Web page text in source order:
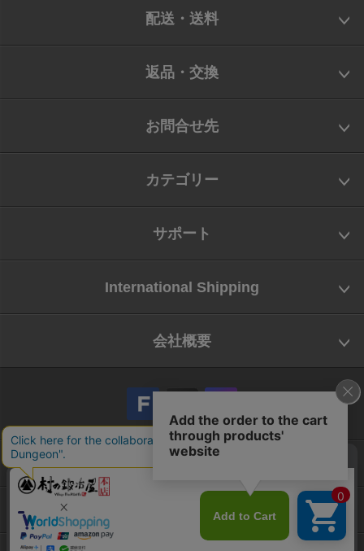
配送・送料
返品・交換
お問合せ先
カテゴリー
サポート
International Shipping
会社概要
会社概要
お問い合わせ